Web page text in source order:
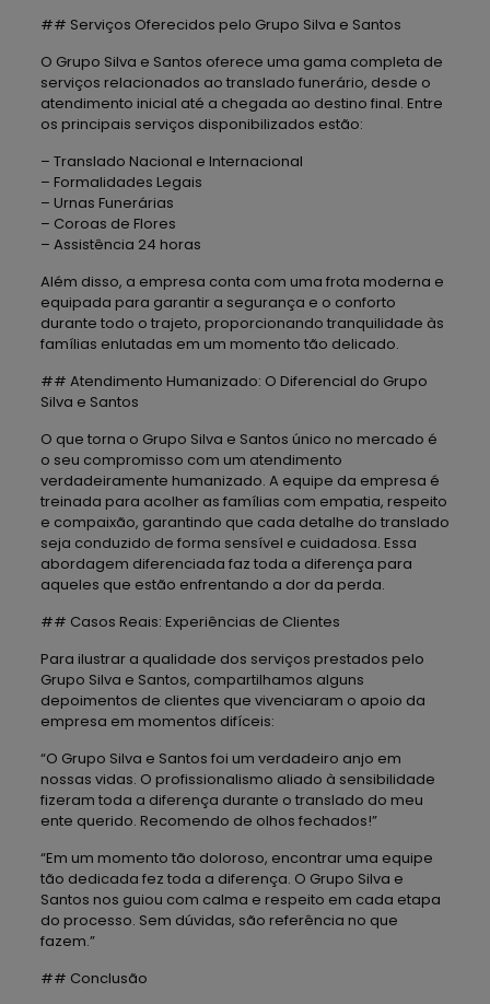
## Serviços Oferecidos pelo Grupo Silva e Santos
O Grupo Silva e Santos oferece uma gama completa de
serviços relacionados ao translado funerário, desde o
atendimento inicial até a chegada ao destino final. Entre
os principais serviços disponibilizados estão:
– Translado Nacional e Internacional
– Formalidades Legais
– Urnas Funerárias
– Coroas de Flores
– Assistência 24 horas
Além disso, a empresa conta com uma frota moderna e
equipada para garantir a segurança e o conforto
durante todo o trajeto, proporcionando tranquilidade às
famílias enlutadas em um momento tão delicado.
## Atendimento Humanizado: O Diferencial do Grupo
Silva e Santos
O que torna o Grupo Silva e Santos único no mercado é
o seu compromisso com um atendimento
verdadeiramente humanizado. A equipe da empresa é
treinada para acolher as famílias com empatia, respeito
e compaixão, garantindo que cada detalhe do translado
seja conduzido de forma sensível e cuidadosa. Essa
abordagem diferenciada faz toda a diferença para
aqueles que estão enfrentando a dor da perda.
## Casos Reais: Experiências de Clientes
Para ilustrar a qualidade dos serviços prestados pelo
Grupo Silva e Santos, compartilhamos alguns
depoimentos de clientes que vivenciaram o apoio da
empresa em momentos difíceis:
“O Grupo Silva e Santos foi um verdadeiro anjo em
nossas vidas. O profissionalismo aliado à sensibilidade
fizeram toda a diferença durante o translado do meu
ente querido. Recomendo de olhos fechados!”
“Em um momento tão doloroso, encontrar uma equipe
tão dedicada fez toda a diferença. O Grupo Silva e
Santos nos guiou com calma e respeito em cada etapa
do processo. Sem dúvidas, são referência no que
fazem.”
## Conclusão